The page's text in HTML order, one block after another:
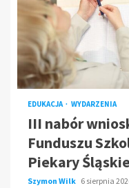
EDUKACJA WYDARZENIA
III nabór
Funduszu
Piekary
Szymon Wilk 6 sierpnia